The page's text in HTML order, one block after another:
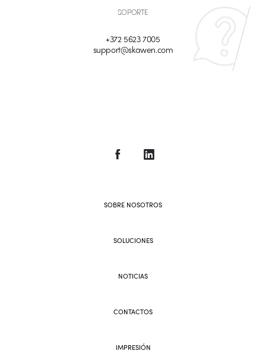
SOPORTE
+372 5623 7005
support@skawen.com
SOBRE NOSOTROS
SOLUCIONES
NOTICIAS
CONTACTOS
IMPRESIÓN